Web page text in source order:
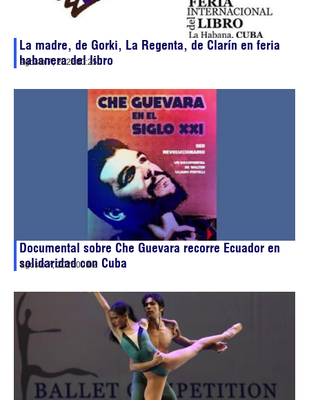
La madre, de Gorki, La Regenta, de Clarín en feria
habanera del libro
agosto 7, 202600:25
Documental sobre Che Guevara recorre Ecuador en
solidaridad con Cuba
agosto 7, 202600:02